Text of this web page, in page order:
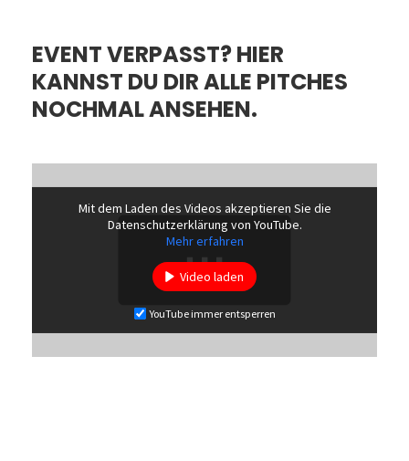
EVENT VERPASST? HIER
KANNST DU DIR ALLE PITCHES
NOCHMAL ANSEHEN.
Mit dem Laden des Videos akzeptieren Sie die
Datenschutzerklärung von YouTube.
Mehr erfahren
Video laden
YouTube immer entsperren